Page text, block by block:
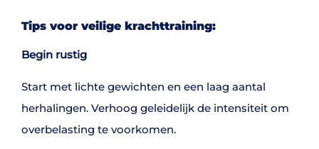
Tips voor veilige krachttraining:
Begin rustig
Start met lichte gewichten en een laag aantal
herhalingen. Verhoog geleidelijk de intensiteit om
overbelasting te voorkomen.